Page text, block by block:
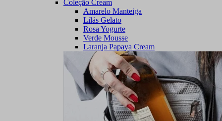
Coleção Cream
Amarelo Manteiga
Lilás Gelato
Rosa Yogurte
Verde Mousse
Laranja Papaya Cream